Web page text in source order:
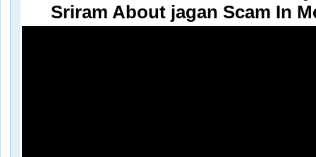
Sriram About jagan Scam In